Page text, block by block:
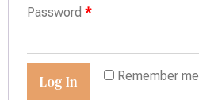
Password *
Remember me
Log In